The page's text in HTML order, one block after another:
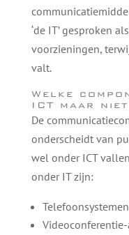
‘de IT’ gesproken
voorzieningen,
valt.
Welke
ICT maar
De
onderscheidt van
wel onder ICT
onder IT zijn: